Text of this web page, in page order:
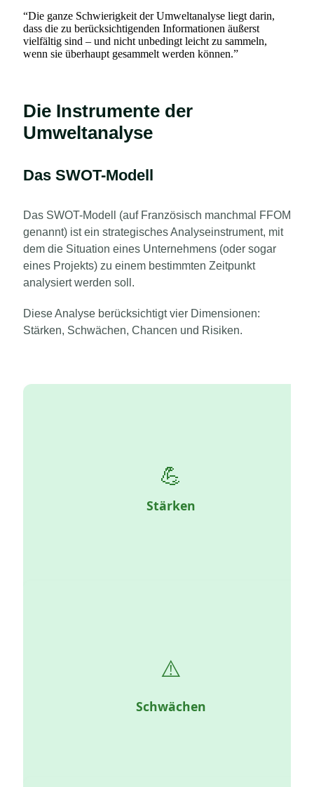
“Die ganze Schwierigkeit der Umweltanalyse liegt darin,
dass die zu berücksichtigenden Informationen äußerst
vielfältig sind – und nicht unbedingt leicht zu sammeln,
wenn sie überhaupt gesammelt werden können.”
Die Instrumente der
Umweltanalyse
Das SWOT-Modell
Das SWOT-Modell (auf Französisch manchmal FFOM
genannt) ist ein strategisches Analyseinstrument, mit
dem die Situation eines Unternehmens (oder sogar
eines Projekts) zu einem bestimmten Zeitpunkt
analysiert werden soll.
Diese Analyse berücksichtigt vier Dimensionen:
Stärken, Schwächen, Chancen und Risiken.
💪
Stärken
Positive interne Faktoren, die dem Unternehmen einen
Vorteil verschaffen: Fachwissen, Bekanntheitsgrad,
Netzwerk, Kundenservice ...
⚠️
Schwächen
Interne Hindernisse, die den Erfolg bremsen können:
oder einer klaren Vision.